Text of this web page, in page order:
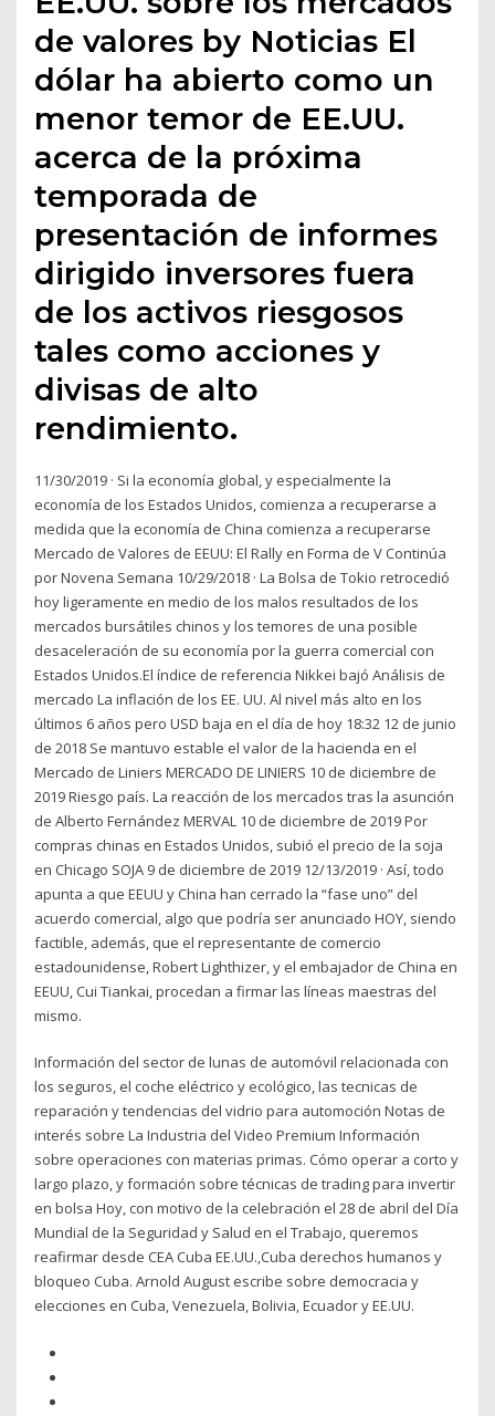
de valores by Noticias El
dólar ha abierto como un
menor temor de EE.UU.
acerca de la próxima
temporada de
presentación de informes
dirigido inversores fuera
de los activos riesgosos
tales como acciones y
divisas de alto
rendimiento.
11/30/2019 · Si la economía global, y especialmente la
economía de los Estados Unidos, comienza a recuperarse a
medida que la economía de China comienza a recuperarse
Mercado de Valores de EEUU: El Rally en Forma de V Continúa
por Novena Semana 10/29/2018 · La Bolsa de Tokio retrocedió
hoy ligeramente en medio de los malos resultados de los
mercados bursátiles chinos y los temores de una posible
desaceleración de su economía por la guerra comercial con
Estados Unidos.El índice de referencia Nikkei bajó Análisis de
mercado La inflación de los EE. UU. Al nivel más alto en los
últimos 6 años pero USD baja en el día de hoy 18:32 12 de junio
de 2018 Se mantuvo estable el valor de la hacienda en el
Mercado de Liniers MERCADO DE LINIERS 10 de diciembre de
2019 Riesgo país. La reacción de los mercados tras la asunción
de Alberto Fernández MERVAL 10 de diciembre de 2019 Por
compras chinas en Estados Unidos, subió el precio de la soja
en Chicago SOJA 9 de diciembre de 2019 12/13/2019 · Así, todo
apunta a que EEUU y China han cerrado la “fase uno” del
acuerdo comercial, algo que podría ser anunciado HOY, siendo
factible, además, que el representante de comercio
estadounidense, Robert Lighthizer, y el embajador de China en
EEUU, Cui Tiankai, procedan a firmar las líneas maestras del
mismo.
Información del sector de lunas de automóvil relacionada con
los seguros, el coche eléctrico y ecológico, las tecnicas de
reparación y tendencias del vidrio para automoción Notas de
interés sobre La Industria del Video Premium Información
sobre operaciones con materias primas. Cómo operar a corto y
largo plazo, y formación sobre técnicas de trading para invertir
en bolsa Hoy, con motivo de la celebración el 28 de abril del Día
Mundial de la Seguridad y Salud en el Trabajo, queremos
reafirmar desde CEA Cuba EE.UU.,Cuba derechos humanos y
bloqueo Cuba. Arnold August escribe sobre democracia y
elecciones en Cuba, Venezuela, Bolivia, Ecuador y EE.UU.